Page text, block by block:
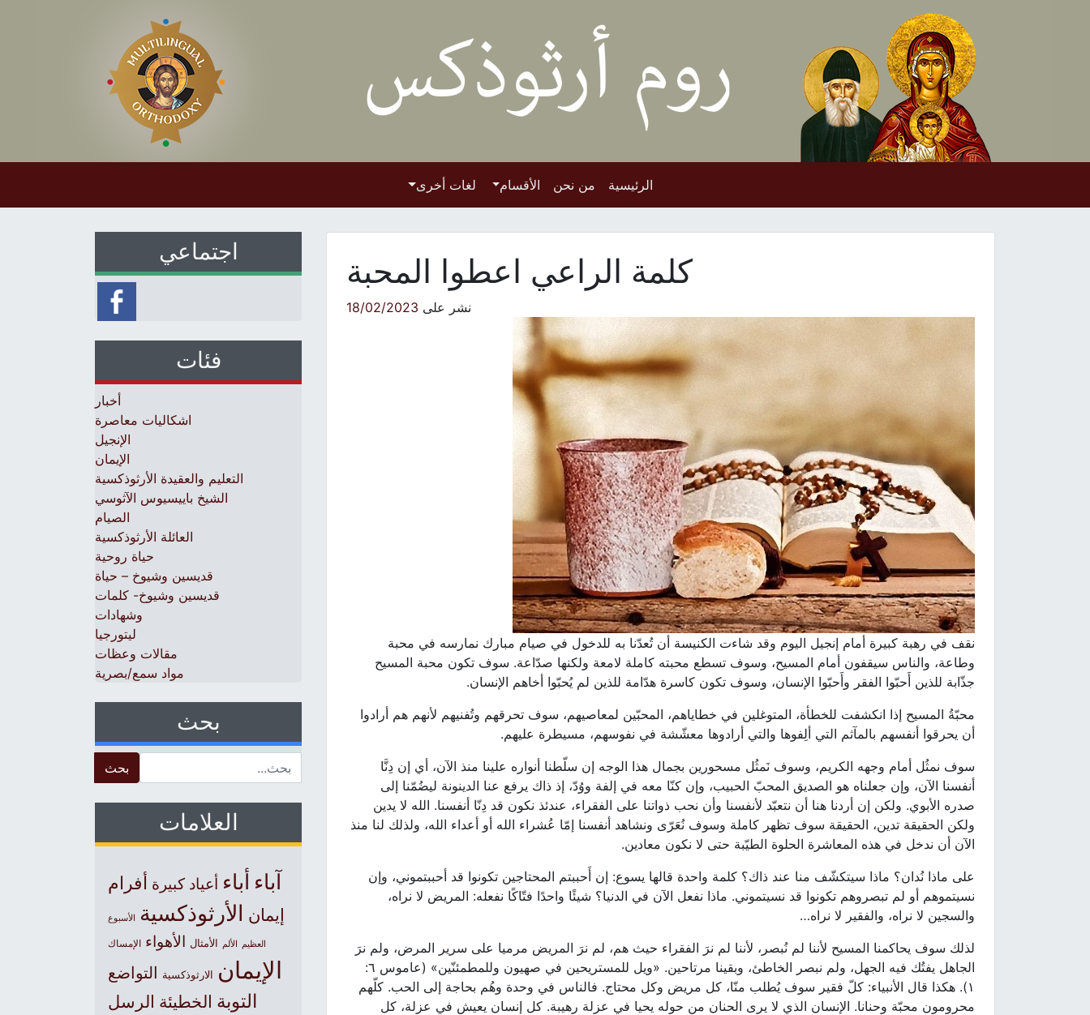
الرئيسية من نحن الأقسام لغات أخرى
كلمة الراعي اعطوا المحبة
نشر على 18/02/2023
نقف في رهبة كبيرة أمام إنجيل اليوم وقد شاءت الكنيسة أن تُعدّنا به للدخول في صيام مبارك نمارسه في محبة
وطاعة، والناس سيقفون أمام المسيح، وسوف تسطع محبته كاملة لامعة ولكنها صدّاعة. سوف تكون محبة المسيح
جذّابة للذين أَحبّوا الفقر وأَحبّوا الإنسان، وسوف تكون كاسرة هدّامة للذين لم يُحبّوا أخاهم الإنسان.
محبّةُ المسيح إذا انكشفت للخطأة، المتوغلين في خطاياهم، المحبّين لمعاصيهم، سوف تحرقهم وتُفنيهم لأنهم هم أرادوا
أن يحرقوا أنفسهم بالمآثم التي ألِفوها والتي أرادوها معشّشة في نفوسهم، مسيطرة عليهم.
سوف نمثُل أمام وجهه الكريم، وسوف نَمثُل مسحورين بجمال هذا الوجه إن سلّطنا أنواره علينا منذ الآن، أي إن دِنَّا
أنفسنا الآن، وإن جعلناه هو الصديق المحبّ الحبيب، وإن كنّا معه في إلفة ووُدّ، إذ ذاك يرفع عنا الدينونة ليضُمّنا إلى
صدره الأبوي. ولكن إن أردنا هنا أن نتعبّد لأنفسنا وأن نحب ذواتنا على الفقراء، عندئذ نكون قد دِنّا أنفسنا. الله لا يدين
ولكن الحقيقة تدين، الحقيقة سوف تظهر كاملة وسوف نُعَرّى ونشاهد أنفسنا إمّا عُشراء الله أو أعداء الله، ولذلك لنا منذ
الآن أن ندخل في هذه المعاشرة الحلوة الطيّبة حتى لا نكون معادين.
على ماذا نُدان؟ ماذا سيتكشّف منا عند ذاك؟ كلمة واحدة قالها يسوع: إن أَحببتم المحتاجين تكونوا قد أحببتموني، وإن
نسيتموهم أو لم تبصروهم تكونوا قد نسيتموني. ماذا نفعل الآن في الدنيا؟ شيئًا واحدًا فتّاكًا نفعله: المريض لا نراه،
والسجين لا نراه، والفقير لا نراه…
لذلك سوف يحاكمنا المسيح لأننا لم نُبصر، لأننا لم نرَ الفقراء حيث هم، لم نرَ المريض مرميا على سرير المرض، ولم نرَ
الجاهل يفتُك فيه الجهل، ولم نبصر الخاطئ، وبقينا مرتاحين. «ويل للمستريحين في صهيون وللمطمئنّين» (عاموس ٦:
١). هكذا قال الأنبياء: كلّ فقير سوف يُطلب منّا، كل مريض وكل محتاج. فالناس في وحدة وهُم بحاجة إلى الحب. كلّهم
محرومون محبّة وحنانا. الإنسان الذي لا يرى الحنان من حوله يحيا في عزلة رهيبة. كل إنسان يعيش في عزلة، كل
اجتماعي
فئات
أخبار
اشكاليات معاصرة
الإنجيل
الإيمان
التعليم والعقيدة الأرثوذكسية
الشيخ باييسيوس الآثوسي
الصيام
العائلة الأرثوذكسية
حياة روحية
قديسين وشيوخ – حياة
قديسين وشيوخ- كلمات
وشهادات
ليتورجيا
مقالات وعظات
مواد سمع/بصرية
بحث
العلامات
آباء أباء أعياد كبيرة أفرام
إيمان الأرثوذكسية الأسبوع
العظيم الألم الأمثال الأهواء الإمساك
الإيمان الارثوذكسية التواضع
التوبة الخطيئة الرسل